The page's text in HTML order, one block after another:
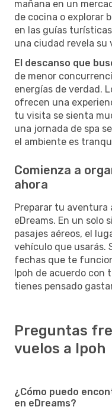
mañana en un
de cocina o explorar
en las guías
una ciudad revela su
El descanso que
de menor
energías de verdad.
ofrecen una
tu visita se sienta
una jornada de spa
el ambiente es
Comienza a
ahora
Preparar tu aventura
eDreams. En un solo
pasajes aéreos, el
vehículo que usarás.
fechas que te
Ipoh de acuerdo con
tienes pensado
Preguntas
vuelos a Ipoh
¿Cómo puedo
en eDreams?